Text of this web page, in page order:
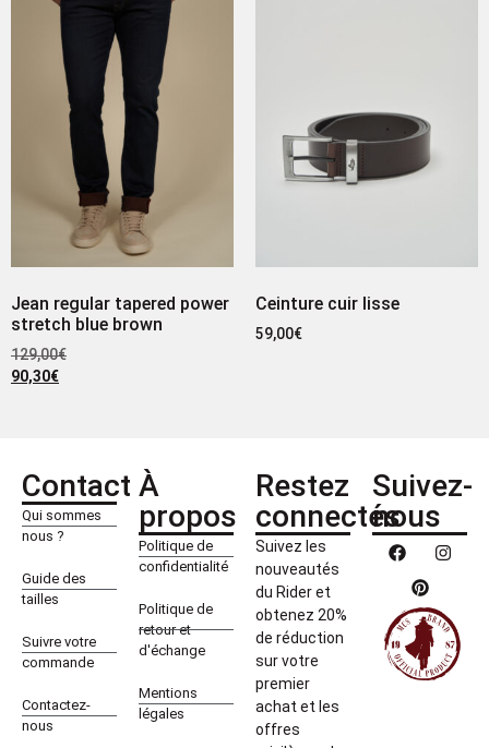
Jean regular tapered power
stretch blue brown
129,00€
90,30€
Ceinture cuir lisse
59,00€
Contact
Qui sommes
nous ?
Guide des
tailles
Suivre votre
commande
Contactez-
nous
À
propos
Politique de
confidentialité
Politique de
retour et
d'échange
Mentions
légales
Restez
connectés
Suivez les
nouveautés
du Rider et
obtenez 20%
de réduction
sur votre
premier
achat et les
offres
Suivez-
nous